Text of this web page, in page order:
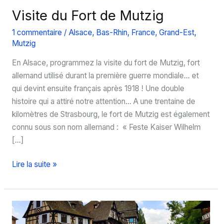
Visite du Fort de Mutzig
1 commentaire / Alsace, Bas-Rhin, France, Grand-Est,
Mutzig
En Alsace, programmez la visite du fort de Mutzig, fort
allemand utilisé durant la première guerre mondiale… et
qui devint ensuite français après 1918 ! Une double
histoire qui a attiré notre attention… A une trentaine de
kilomètres de Strasbourg, le fort de Mutzig est également
connu sous son nom allemand : « Feste Kaiser Wilhelm
[…]
Visite
Fort
de
Mutzig
Lire la suite »